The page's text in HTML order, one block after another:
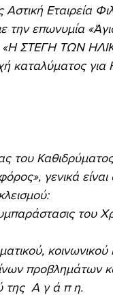
Αστική Εταιρεία
επωνυμία
«Η ΣΤΕΓΗ ΤΩΝ
καταλύματος για
του
γενικά είναι
προβλημάτων
της  Α γ ά π η.